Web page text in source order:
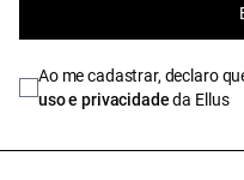
Ao me cadastrar, declaro
uso e privacidadeda Ellus